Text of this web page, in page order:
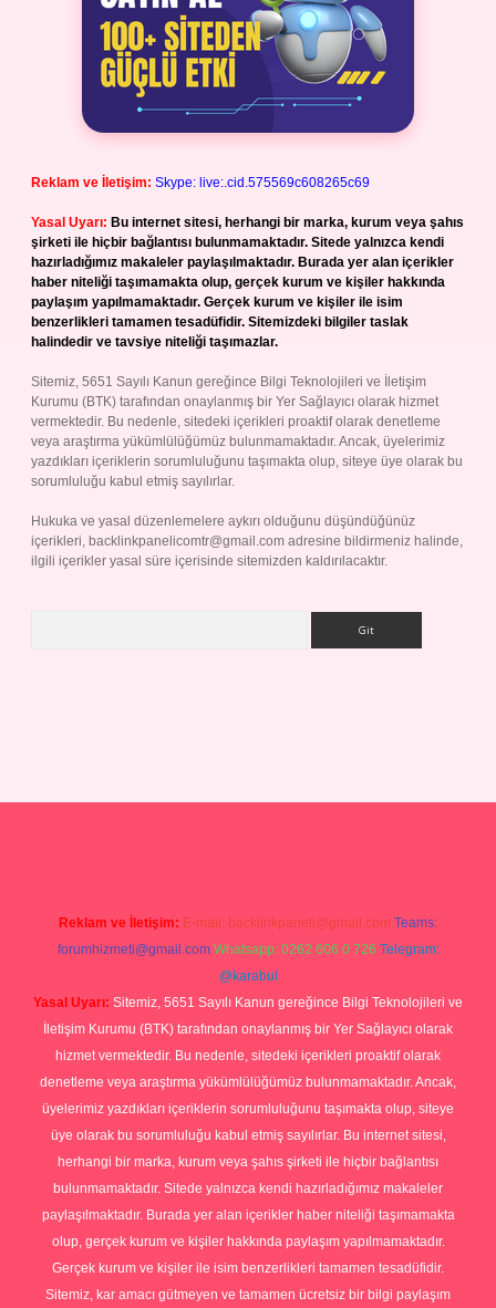
Reklam ve İletişim: Skype: live:.cid.575569c608265c69
Yasal Uyarı: Bu internet sitesi, herhangi bir marka, kurum veya şahıs
şirketi ile hiçbir bağlantısı bulunmamaktadır. Sitede yalnızca kendi
hazırladığımız makaleler paylaşılmaktadır. Burada yer alan içerikler
haber niteliği taşımamakta olup, gerçek kurum ve kişiler hakkında
paylaşım yapılmamaktadır. Gerçek kurum ve kişiler ile isim
benzerlikleri tamamen tesadüfidir. Sitemizdeki bilgiler taslak
halindedir ve tavsiye niteliği taşımazlar.
Sitemiz, 5651 Sayılı Kanun gereğince Bilgi Teknolojileri ve İletişim
Kurumu (BTK) tarafından onaylanmış bir Yer Sağlayıcı olarak hizmet
vermektedir. Bu nedenle, sitedeki içerikleri proaktif olarak denetleme
veya araştırma yükümlülüğümüz bulunmamaktadır. Ancak, üyelerimiz
yazdıkları içeriklerin sorumluluğunu taşımakta olup, siteye üye olarak bu
sorumluluğu kabul etmiş sayılırlar.
Hukuka ve yasal düzenlemelere aykırı olduğunu düşündüğünüz
içerikleri, backlinkpanelicomtr@gmail.com adresine bildirmeniz halinde,
ilgili içerikler yasal süre içerisinde sitemizden kaldırılacaktır.
Reklam ve İletişim: E-mail: backlinkpaneli@gmail.com Teams:
forumhizmeti@gmail.com Whatsapp: 0262 606 0 726 Telegram:
@karabul
Yasal Uyarı: Sitemiz, 5651 Sayılı Kanun gereğince Bilgi Teknolojileri ve
İletişim Kurumu (BTK) tarafından onaylanmış bir Yer Sağlayıcı olarak
hizmet vermektedir. Bu nedenle, sitedeki içerikleri proaktif olarak
denetleme veya araştırma yükümlülüğümüz bulunmamaktadır. Ancak,
üyelerimiz yazdıkları içeriklerin sorumluluğunu taşımakta olup, siteye
üye olarak bu sorumluluğu kabul etmiş sayılırlar. Bu internet sitesi,
herhangi bir marka, kurum veya şahıs şirketi ile hiçbir bağlantısı
bulunmamaktadır. Sitede yalnızca kendi hazırladığımız makaleler
paylaşılmaktadır. Burada yer alan içerikler haber niteliği taşımamakta
olup, gerçek kurum ve kişiler hakkında paylaşım yapılmamaktadır.
Gerçek kurum ve kişiler ile isim benzerlikleri tamamen tesadüfidir.
Sitemiz, kar amacı gütmeyen ve tamamen ücretsiz bir bilgi paylaşım